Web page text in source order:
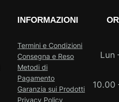
INFORMAZIONI
Termini e Condizioni
Consegna e Reso
Metodi di
Pagamento
Garanzia sui Prodotti
Privacy Policy
Lun
10.00